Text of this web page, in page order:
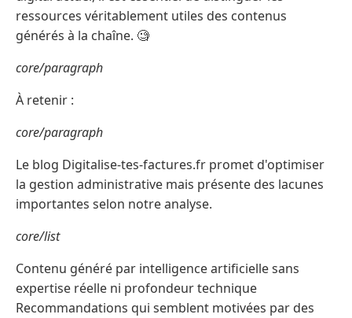
ressources véritablement utiles des contenus
générés à la chaîne. 🧐
core/paragraph
À retenir :
core/paragraph
Le blog Digitalise-tes-factures.fr promet d'optimiser
la gestion administrative mais présente des lacunes
importantes selon notre analyse.
core/list
Contenu généré par intelligence artificielle sans
expertise réelle ni profondeur technique
Recommandations qui semblent motivées par des